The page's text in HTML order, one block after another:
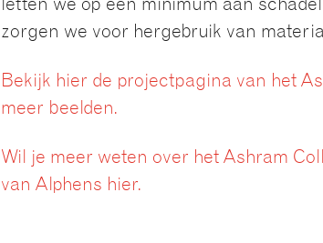
letten we op een minimum aan
zorgen we voor hergebruik van
Bekijk hier de projectpagina van het
meer beelden.
Wil je meer weten over het Ashram
van Alphens hier.